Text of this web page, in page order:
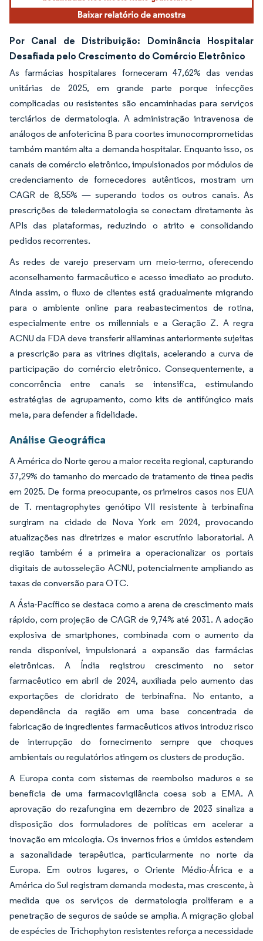
Por Canal de Distribuição: Dominância Hospitalar
Desafiada pelo Crescimento do Comércio Eletrônico
As farmácias hospitalares forneceram 47,62% das vendas
unitárias de 2025, em grande parte porque infecções
complicadas ou resistentes são encaminhadas para serviços
terciários de dermatologia. A administração intravenosa de
análogos de anfotericina B para coortes imunocomprometidas
também mantém alta a demanda hospitalar. Enquanto isso, os
canais de comércio eletrônico, impulsionados por módulos de
credenciamento de fornecedores autênticos, mostram um
CAGR de 8,55% — superando todos os outros canais. As
prescrições de teledermatologia se conectam diretamente às
APIs das plataformas, reduzindo o atrito e consolidando
pedidos recorrentes.
As redes de varejo preservam um meio-termo, oferecendo
aconselhamento farmacêutico e acesso imediato ao produto.
Ainda assim, o fluxo de clientes está gradualmente migrando
para o ambiente online para reabastecimentos de rotina,
especialmente entre os millennials e a Geração Z. A regra
ACNU da FDA deve transferir alilaminas anteriormente sujeitas
a prescrição para as vitrines digitais, acelerando a curva de
participação do comércio eletrônico. Consequentemente, a
concorrência entre canais se intensifica, estimulando
estratégias de agrupamento, como kits de antifúngico mais
meia, para defender a fidelidade.
Análise Geográfica
A América do Norte gerou a maior receita regional, capturando
37,29% do tamanho do mercado de tratamento de tinea pedis
em 2025. De forma preocupante, os primeiros casos nos EUA
de T. mentagrophytes genótipo VII resistente à terbinafina
surgiram na cidade de Nova York em 2024, provocando
atualizações nas diretrizes e maior escrutínio laboratorial. A
região também é a primeira a operacionalizar os portais
digitais de autosseleção ACNU, potencialmente ampliando as
taxas de conversão para OTC.
A Ásia-Pacífico se destaca como a arena de crescimento mais
rápido, com projeção de CAGR de 9,74% até 2031. A adoção
explosiva de smartphones, combinada com o aumento da
renda disponível, impulsionará a expansão das farmácias
eletrônicas. A Índia registrou crescimento no setor
farmacêutico em abril de 2024, auxiliada pelo aumento das
exportações de cloridrato de terbinafina. No entanto, a
dependência da região em uma base concentrada de
fabricação de ingredientes farmacêuticos ativos introduz risco
de interrupção do fornecimento sempre que choques
ambientais ou regulatórios atingem os clusters de produção.
A Europa conta com sistemas de reembolso maduros e se
beneficia de uma farmacovigilância coesa sob a EMA. A
aprovação do rezafungina em dezembro de 2023 sinaliza a
disposição dos formuladores de políticas em acelerar a
inovação em micologia. Os invernos frios e úmidos estendem
a sazonalidade terapêutica, particularmente no norte da
Europa. Em outros lugares, o Oriente Médio-África e a
América do Sul registram demanda modesta, mas crescente, à
medida que os serviços de dermatologia proliferam e a
penetração de seguros de saúde se amplia. A migração global
de espécies de Trichophyton resistentes reforça a necessidade